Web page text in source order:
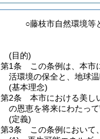
○藤枝市自然環境等
(目的)
第1条
この条例は、本市
活環境の保全と、地球
(基本理念)
第2条
本市における美し
の恩恵を将来にわたっ
(定義)
第3条
この条例において、